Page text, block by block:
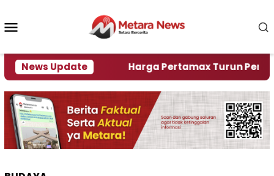
konten
News Update
Krisi Air Harga Pertamax Turun Per Hari